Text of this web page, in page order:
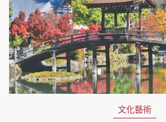
東周Ladies
東周食玩通
文化藝術